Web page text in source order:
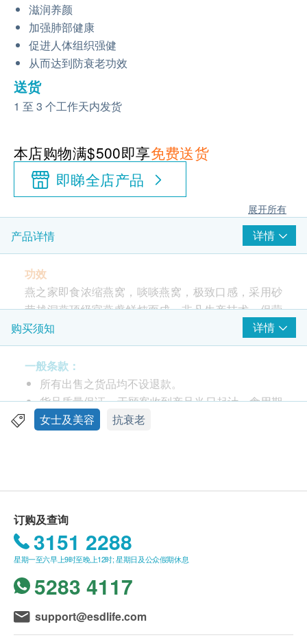
滋润养颜
加强肺部健康
促进人体组织强健
从而达到防衰老功效
送货
1 至 3 个工作天内发货
本店购物满$500即享免费送货
即睇全店产品
展开所有
产品详情 详情
功效
燕之家即食浓缩燕窝，啖啖燕窝，极致口感，采用砂
劳越洞燕顶级官燕盏鲜炖而成，非凡生产技术，保营
养却免冷藏，送礼自用佳品。
相比起屋燕，洞燕采摘于天然岩洞符峭壁，产量稀
少，极为矜贵。每樽都含有原盏燕盏，超浓缩份量，
啖啖丰厚口感，而且味道清香、嫩滑、爽口。
以传统方法精炖而成，完整保留燕窝精华与清香口
不含化学添加剂、人工调味料或防腐剂。
由于燕窝与水一起炖制，如燕窝有沉淀，请将多余
水份倒掉，以确保新鲜。
服用方法
每天早晚一汤匙，或可加入豆浆、牛奶或其他甜点中
食用，冷热均可，使用后须立刻密封并冷藏保存。
购买须知 详情
一般条款：
所有出售之货品均不设退款。
货品质量保证，于顾客收到产品当日起计，食用期
应最少有12个月或以上。
送货条款：
购买产品总额满HK$500，即可享本地免费送货服
务。 账单总额未满HK$500需附加HK$50运费。
我们将于确定订单后1-3个工作天内安排发货。
不排除运送时间会因节日而有所影响。 当八号烈
风讯号悬挂或黑色暴雨警告生效时，送货服务时间
将会延迟。
女士及美容 抗衰老
订购及查询
3151 2288
星期一至六早上9时至晚上12时; 星期日及公众假期休息
5283 4117
support@esdlife.com